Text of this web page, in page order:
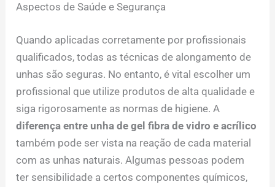
Aspectos de Saúde e Segurança
Quando aplicadas corretamente por profissionais
qualificados, todas as técnicas de alongamento de
unhas são seguras. No entanto, é vital escolher um
profissional que utilize produtos de alta qualidade e
siga rigorosamente as normas de higiene. A
diferença entre unha de gel fibra de vidro e acrílico
também pode ser vista na reação de cada material
com as unhas naturais. Algumas pessoas podem
ter sensibilidade a certos componentes químicos,